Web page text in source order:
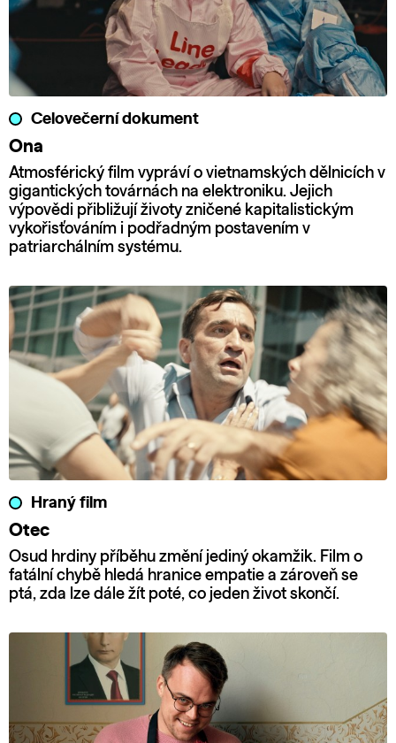
Celovečerní dokument
Ona
Atmosférický film vypráví o vietnamských dělnicích v
gigantických továrnách na elektroniku. Jejich
výpovědi přibližují životy zničené kapitalistickým
vykořisťováním i podřadným postavením v
patriarchálním systému.
Hraný film
Otec
Osud hrdiny příběhu změní jediný okamžik. Film o
fatální chybě hledá hranice empatie a zároveň se
ptá, zda lze dále žít poté, co jeden život skončí.